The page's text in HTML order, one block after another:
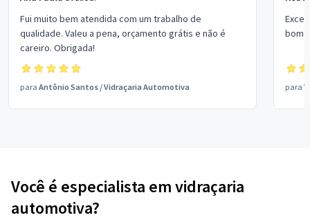
Fui muito bem atendida com um trabalho de
qualidade. Valeu a pena, orçamento grátis e não é
careiro. Obrigada!
para Antônio Santos /Vidraçaria Automotiva
bom
para
Você é especialista em vidraçaria
automotiva?